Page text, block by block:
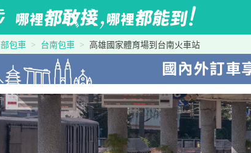
包車 台南包車 高雄國家體育場到台南火車站